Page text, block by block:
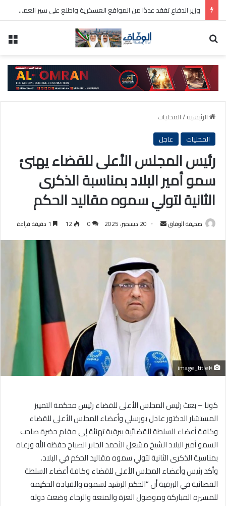
تقرير مركز الشال : معدل سعر برميل النفط الكويتي لشهر يوليو 81.9 دولار أمريكي
الرئيسية/المحليات
المحليات
عاجل
رئيس المجلس الأعلى للقضاء يهنئ
سمو أمير البلاد بمناسبة الذكرى
الثانية لتولي سموه مقاليد الحكم
صحيفة الوفاق
أرسل 20 ديسمبر، 2025 0
12
#image_title
كونا – بعث رئيس المجلس الأعلى للقضاء رئيس محكمة التمييز
المستشار الدكتور عادل بورسلي وأعضاء المجلس الأعلى للقضاء
وكافة أعضاء السلطة القضائية ببرقية تهنئة إلى مقام حضرة صاحب
السمو أمير البلاد الشيخ مشعل الأحمد الجابر الصباح حفظه الله ورعاه
بمناسبة الذكرى الثانية لتولي سموه مقاليد الحكم في البلاد.
وأكد رئيس وأعضاء المجلس الأعلى للقضاء وكافة أعضاء السلطة
القضائية في البرقية أن “الحكم الرشيد لسموه والقيادة الحكيمة
للمسيرة المباركة وموصول العزة والمنعة والرخاء وضعت دولة